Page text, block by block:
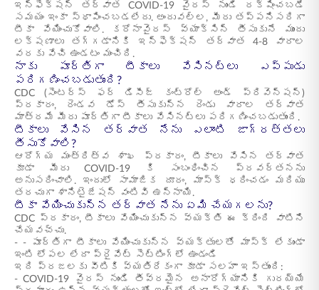
ఇన్ఫెక్షన్ తర్వాత COVID-19 వైరస్ నుండి రక్షించబడే
సమయం ఇంకా స్థాపించబడలేదు. అందువల్ల, మీరు తప్పనిసరిగా
టీకా వేయించుకోవాలి. కరోనావైరస్ వ్యాక్సిన్ తీసుకునే ముందు
లక్షణాలు తగ్గడానికి ఇన్ఫెక్షన్ తర్వాత 4-8 వారాల
వరకు వేచి ఉండటం మంచిది.
నాకు పూర్తిగా టీకాలు వేసినట్లు ఎప్పుడు
పరిగణించబడుతుంది?
CDC (సెంటర్స్ ఫర్ డిసీజ్ కంట్రోల్ అండ్ ప్రివెన్షన్)
ప్రకారం, రెండవ డోస్ తీసుకున్న రెండు వారాల తర్వాత
మాత్రమే మీరు పూర్తిగా టీకాలు వేసినట్లు పరిగణించబడుతుంది.
టీకాలు వేసిన తర్వాత నేను ఎలాంటి జాగ్రత్తలు
తీసుకోవాలి?
ఆరోగ్య మంత్రిత్వ శాఖ ప్రకారం, టీకాలు వేసిన తర్వాత
కూడా మీరు COVID-19 కి సంబంధించిన ప్రవర్తనను
అనుసరించాలి. ఇందులో సామాజిక దూరం, మాస్క్ ధరించడం మరియు
తరచుగా శానిటైజేషన్ వంటివి ఉన్నాయి.
టీకా వేయించుకున్న తర్వాత నేను ఏమి చేయగలను?
CDC ప్రకారం, టీకాలు వేయించుకున్న వ్యక్తి ఈ క్రింది వాటిని
చేయవచ్చు.
- - పూర్తిగా టీకాలు వేయించుకున్న వ్యక్తులతో మాస్క్ లేకుండా
ఇంటి లోపల లేదా ప్రైవేట్ సెట్టింగ్‌లో ఉండండి
ఇది ప్రజలకు వీటికి వ్యతిరేకంగా కూడా సలహా ఇస్తుంది:
- COVID-19 వైరస్ నుండి తీవ్రమైన అనారోగ్యానికి గురయ్యే